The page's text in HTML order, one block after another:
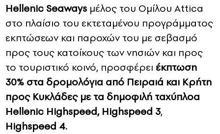
Hellenic Seaways μέλος του Ομίλου Attica
στο πλαίσιο του εκτεταμένου προγράμματος
εκπτώσεων και παροχών του με σεβασμό
προς τους κατοίκους των νησιών και προς
το τουριστικό κοινό, προσφέρει έκπτωση
30% στα δρομολόγια από Πειραιά και Κρήτη
προς Κυκλάδες με τα δημοφιλή ταχύπλοα
Hellenic Highspeed, Highspeed 3,
Highspeed 4.